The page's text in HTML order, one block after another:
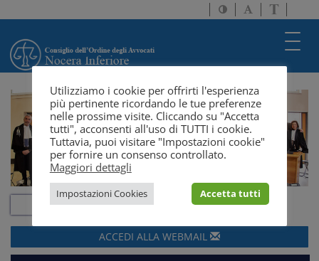
Attiva/disattiva
alto
Attiva/
dimensione
a
solo
ACCEDI ALLA WEBMAIL
Utilizziamo i cookie per offrirti l'esperienza
più pertinente ricordando le tue preferenze
nelle prossime visite. Cliccando su "Accetta
tutti", acconsenti all'uso di TUTTI i cookie.
Tuttavia, puoi visitare "Impostazioni cookie"
per fornire un consenso controllato.
Maggiori dettagli
Impostazioni Cookies Accetta tutti